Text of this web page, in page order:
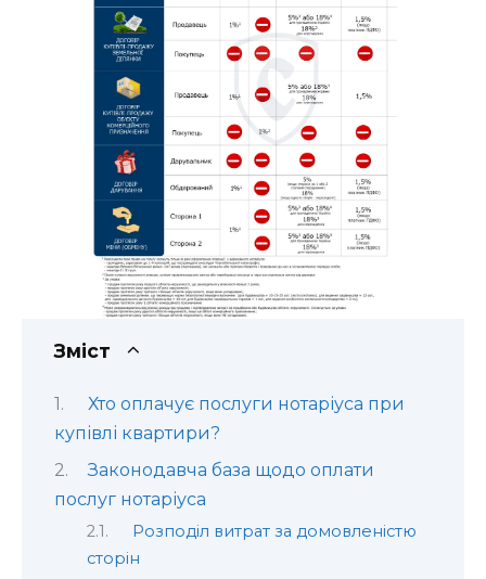
Зміст
Хто оплачує послуги нотаріуса при
купівлі квартири?
Законодавча база щодо оплати
послуг нотаріуса
Розподіл витрат за домовленістю
сторін